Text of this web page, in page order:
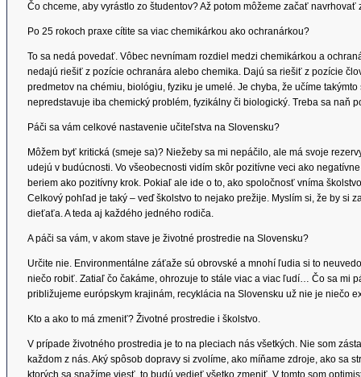
Čo chceme, aby vyrástlo zo študentov? Až potom môžeme začať navrhovať
Po 25 rokoch praxe cítite sa viac chemikárkou ako ochranárkou?
To sa nedá povedať. Vôbec nevnímam rozdiel medzi chemikárkou a
nedajú riešiť z pozície ochranára alebo chemika. Dajú sa riešiť z pozície
predmetov na chémiu, biológiu, fyziku je umelé. Je chyba, že učíme
nepredstavuje iba chemický problém, fyzikálny či biologický. Treba sa naň
Páči sa vám celkové nastavenie učiteľstva na Slovensku?
Môžem byť kritická (smeje sa)? Niežeby sa mi nepáčilo, ale má svoje
udejú v budúcnosti. Vo všeobecnosti vidím skôr pozitívne veci ako
beriem ako pozitívny krok. Pokiaľ ale ide o to, ako spoločnosť vníma
Celkový pohľad je taký – veď školstvo to nejako prežije. Myslím si, že by si
dieťaťa. A teda aj každého jedného rodiča.
A páči sa vám, v akom stave je životné prostredie na Slovensku?
Určite nie. Environmentálne záťaže sú obrovské a mnohí ľudia si to
niečo robiť. Zatiaľ čo čakáme, ohrozuje to stále viac a viac ľudí… Čo sa mi
približujeme európskym krajinám, recyklácia na Slovensku už nie je niečo
Kto a ako to má zmeniť? Životné prostredie i školstvo.
V prípade životného prostredia je to na pleciach nás všetkých. Nie som
každom z nás. Aký spôsob dopravy si zvolíme, ako míňame zdroje, ako sa
ktorých sa snažíme viesť, to budú vedieť všetko zmeniť. V tomto som